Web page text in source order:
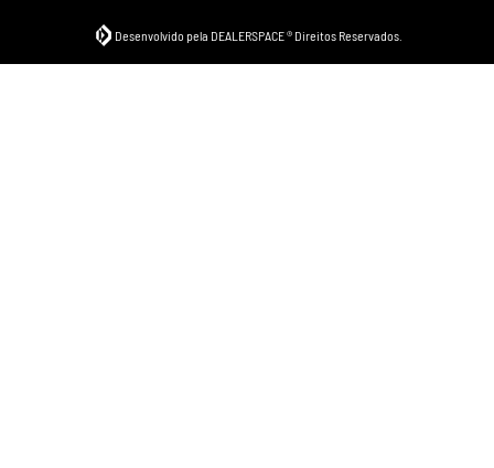
Desenvolvido pela DEALERSPACE ® Direitos Reservados.